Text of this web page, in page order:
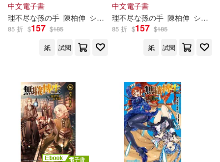
中文電子書
理不尽な孫の手 陳柏伸 シロタカ
85 折 $157 $185
紙
試閱
中文電子書
理不尽な孫の手 陳柏伸 シロタカ
85 折 $157 $185
紙
試閱